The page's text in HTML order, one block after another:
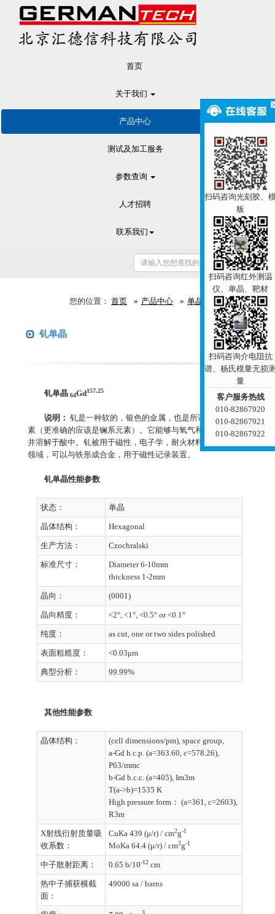
首页
关于我们
产品中心
测试及加工服务
参数查询
人才招聘
联系我们
您的位置： 首页 产品中心 单晶 金属单晶
钆单晶
咨询报价
钆单晶 64Gd157.25
说明： 钆是一种软的，银色的金属，也是所谓的稀土组元
素（更准确的应该是镧系元素）。它能够与氧气和水缓慢反应，
并溶解于酸中。钆被用于磁性，电子学，耐火材料，中子放射等
领域，可以与铁形成合金，用于磁性记录装置。
钆单晶性能参数
状态： 单晶
晶体结构： Hexagonal
生产方法： Czochralski
标准尺寸：
Diameter 6-10mm
thickness 1-2mm
晶向： (0001)
晶向精度： <2°, <1°, <0.5° or <0.1°
纯度： as cut, one or two sides polished
表面粗糙度： <0.03μm
典型分析： 99.99%
其他性能参数
晶体结构：
(cell dimensions/pm), space group,
a-Gd h.c.p. (a=363.60, c=578.26),
P63/mmc
b-Gd b.c.c. (a=405), Im3m
T(a->b)=1535 K
High pressure form： (a=361, c=2603),
R3m
X射线衍射质量吸
收系数：
CuKa 439 (μ/r) / cm2g-1
MoKa 64.4 (μ/r) / cm2g-1
中子散射距离： 0.65 b/10-12 cm
热中子捕获横截
面：
49000 sa / barns
3
扫码咨询光刻胶、
板
扫码咨询红外测温
仪、单晶、靶材
扫码咨询介电阻抗
谱、杨氏模量无损
量
客户服务热线
010-82867920
010-82867921
010-82867922